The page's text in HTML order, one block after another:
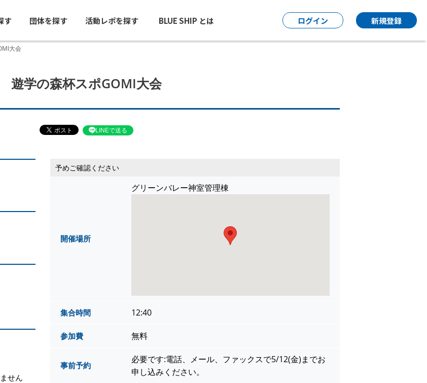
す 団体を探す 活動レポを探す BLUE SHIP とは ログイン 新規登録
大会
遊学の森杯スポGOMI大会
LINEで送る
せん
予めご確認ください
開催場所
グリーンバレー神室管理棟
集合時間 12:40
参加費 無料
事前予約
必要です:電話、メール、ファックスで5/12(金)までお
申し込みください。